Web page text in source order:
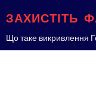
ЗАХИСТІТЬ
Що таке викривлення